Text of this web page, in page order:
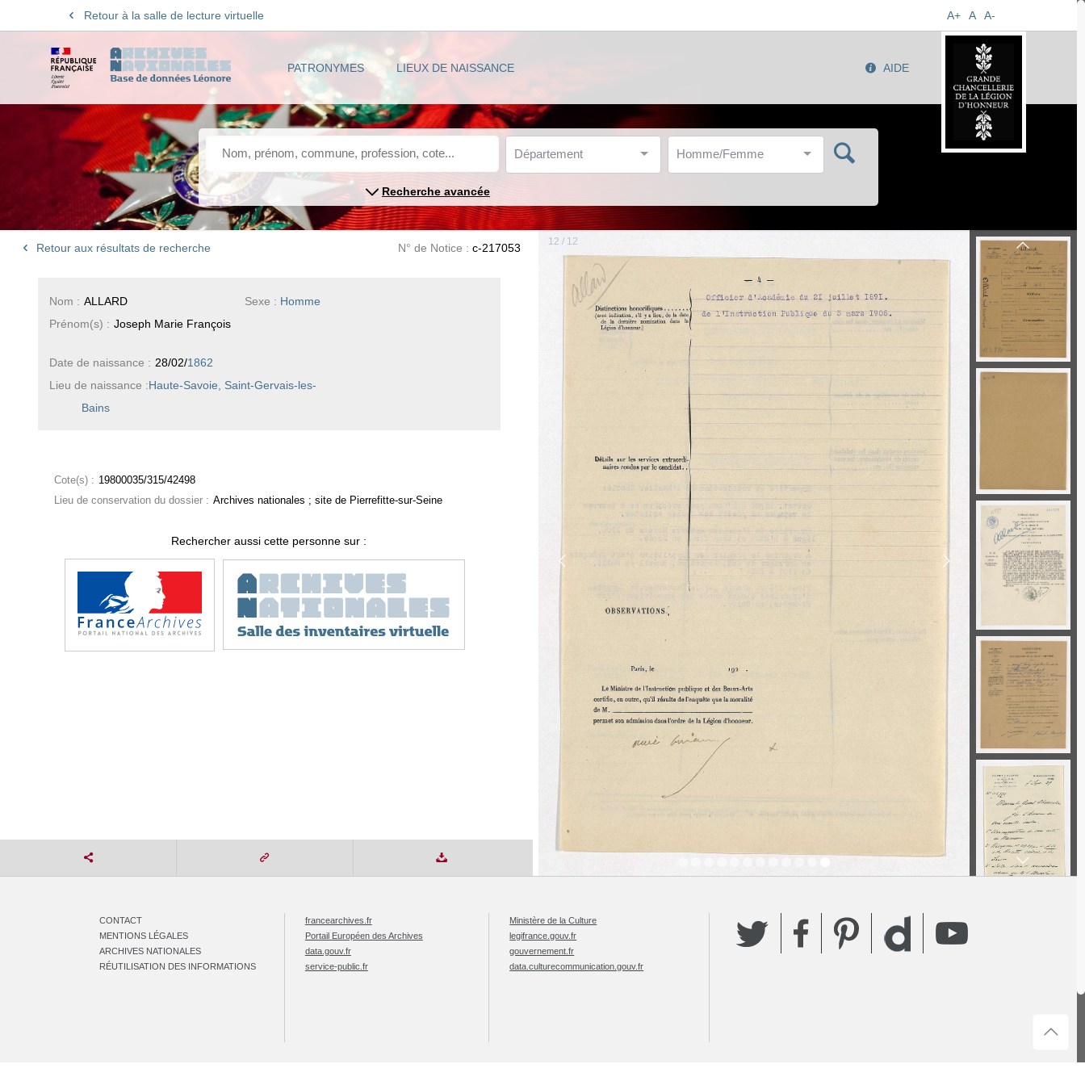
Retour à la salle de lecture virtuelle A+ A A-
PATRONYMES LIEUX DE NAISSANCE AIDE
Département Homme/Femme
Recherche avancée
Retour aux résultats de recherche N° de Notice :c-217053
Sexe : Homme
Nom : ALLARD
Prénom(s) : Joseph Marie François
Date de naissance : 28/02/1862
Lieu de naissance :Haute-Savoie, Saint-Gervais-les-
Bains
Cote(s) : 19800035/315/42498
Lieu de conservation du dossier : Archives nationales ; site de Pierrefitte-sur-Seine
Rechercher aussi cette personne sur :
12 / 12
CONTACT
MENTIONS LÉGALES
ARCHIVES NATIONALES
RÉUTILISATION DES INFORMATIONS
francearchives.fr
Portail Européen des Archives
data.gouv.fr
service-public.fr
Ministère de la Culture
legifrance.gouv.fr
gouvernement.fr
data.culturecommunication.gouv.fr